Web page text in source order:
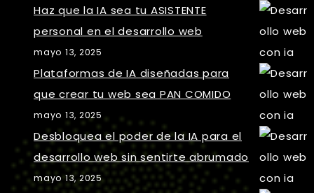
Haz que la IA sea tu ASISTENTE
personal en el desarrollo web
mayo 13, 2025
Plataformas de IA diseñadas para
que crear tu web sea PAN COMIDO
mayo 13, 2025
Desbloquea el poder de la IA para el
desarrollo web sin sentirte abrumado
mayo 13, 2025